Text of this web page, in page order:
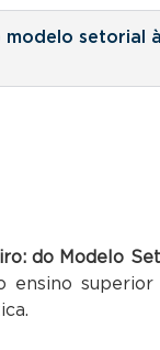
modelo setorial
do Modelo
superior